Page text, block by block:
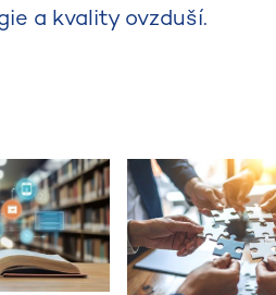
a kvality ovzduší.